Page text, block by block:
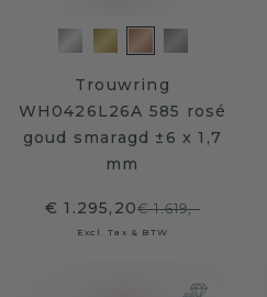
Trouwring
WH0426L26A 585 rosé
goud smaragd ±6 x 1,7
mm
€ 1.295,20€ 1.619,-
Excl. Tax & BTW